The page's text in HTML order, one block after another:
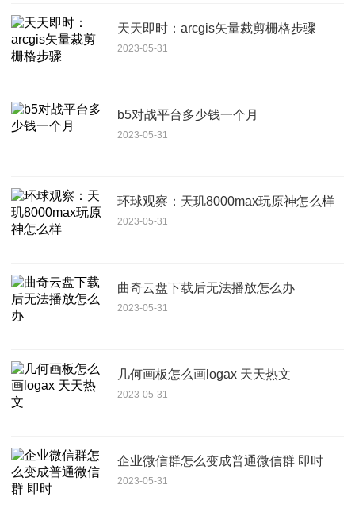
天天即时：arcgis矢量裁剪栅格步骤
2023-05-31
b5对战平台多少钱一个月
2023-05-31
环球观察：天玑8000max玩原神怎么样
2023-05-31
曲奇云盘下载后无法播放怎么办
2023-05-31
几何画板怎么画logax 天天热文
2023-05-31
企业微信群怎么变成普通微信群 即时
2023-05-31